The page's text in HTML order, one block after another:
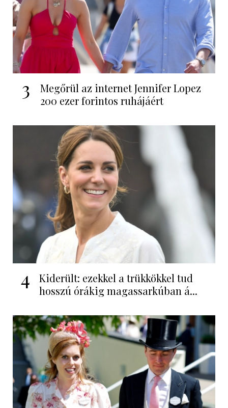
3
Megőrül az internet Jennifer Lopez
200 ezer forintos ruhájáért
4
Kiderült: ezekkel a trükkökkel tud
hosszú órákig magassarkúban á...